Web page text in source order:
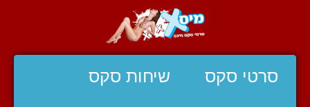
סרטי סקס שיחות סקס